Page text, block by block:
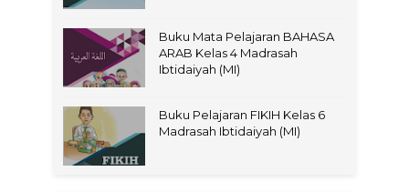
Buku Mata Pelajaran BAHASA
ARAB Kelas 4 Madrasah
Ibtidaiyah (MI)
Buku Pelajaran FIKIH Kelas 6
Madrasah Ibtidaiyah (MI)